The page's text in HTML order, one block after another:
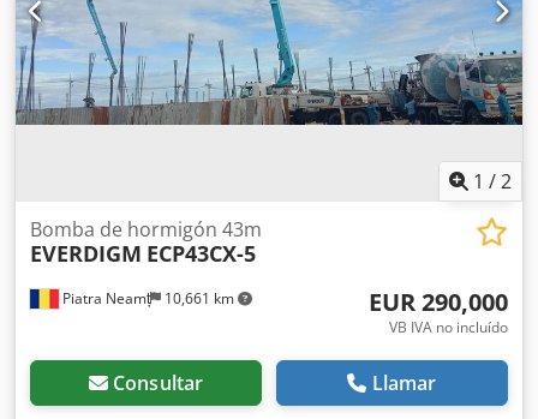
1 /2
Piatra Neamț 10,661 km
Bomba de hormigón 43m
EVERDIGM ECP43CX-5
EUR 290,000
VB IVA no incluído
Consultar Llamar